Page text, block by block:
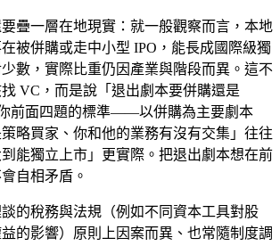
疊一層在地現實：就一般觀察而言，本地
被併購或走中小型 IPO，能長成國際級獨
數，實際比重仍因產業與階段而異。這不
VC，而是說「退出劇本要併購還是
前面四題的標準——以併購為主要劇本
略買家、你和他的業務有沒有交集」往往
能獨立上市」更實際。把退出劇本想在前
自相矛盾。
的稅務與法規（例如不同資本工具對股
的影響）原則上因案而異、也常隨制度調